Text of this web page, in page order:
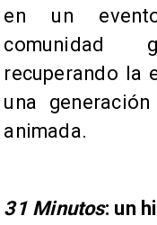
en un
comunidad
recuperando la
una
animada.
31 Minutos: un